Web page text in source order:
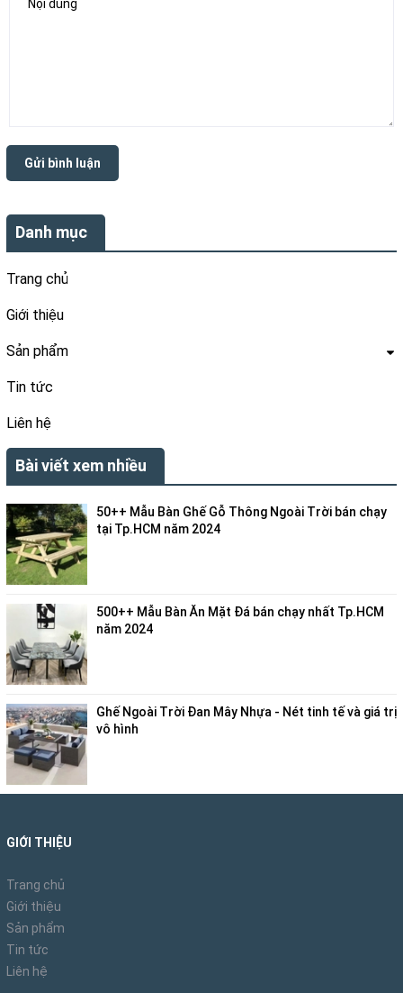
Danh mục
Trang chủ
Giới thiệu
Sản phẩm
Tin tức
Liên hệ
Bài viết xem nhiều
50++ Mẫu Bàn Ghế Gỗ Thông Ngoài Trời bán chạy
tại Tp.HCM năm 2024
500++ Mẫu Bàn Ăn Mặt Đá bán chạy nhất Tp.HCM
năm 2024
Ghế Ngoài Trời Đan Mây Nhựa - Nét tinh tế và giá trị
vô hình
Gửi bình luận
GIỚI THIỆU
Trang chủ
Giới thiệu
Sản phẩm
Tin tức
Liên hệ